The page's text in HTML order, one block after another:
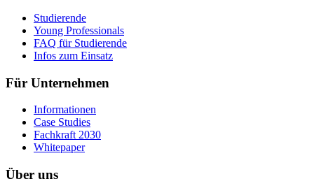
Studierende
Young Professionals
FAQ für Studierende
Infos zum Einsatz
Für Unternehmen
Informationen
Case Studies
Fachkraft 2030
Whitepaper
Über uns